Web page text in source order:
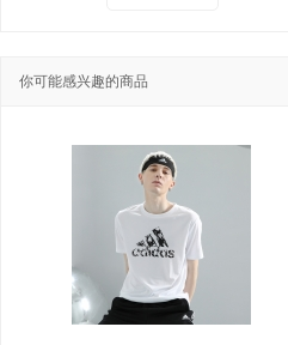
你可能感兴趣的商品